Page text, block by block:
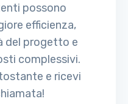
possono
efficienza,
del progetto e
complessivi.
e ricevi